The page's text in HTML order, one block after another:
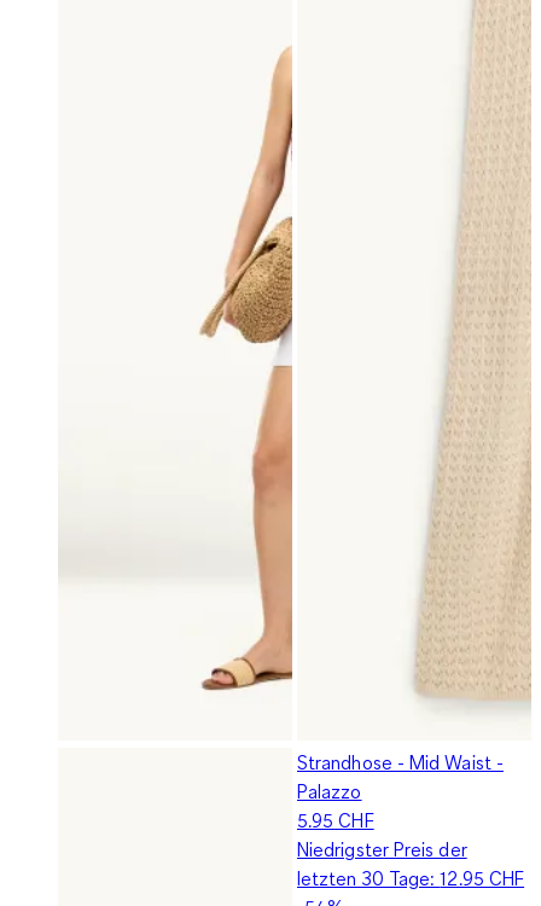
Strandhose - Mid Waist -
Palazzo
5.95 CHF
Niedrigster Preis der
letzten 30 Tage:12.95 CHF